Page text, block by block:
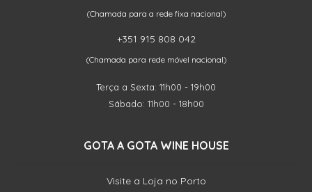
(Chamada para a rede fixa nacional)
+351 915 808 042
(Chamada para rede móvel nacional)
Terça a Sexta: 11h00 - 19h00
Sábado: 11h00 - 18h00
GOTA A GOTA WINE HOUSE
Visite a Loja no Porto